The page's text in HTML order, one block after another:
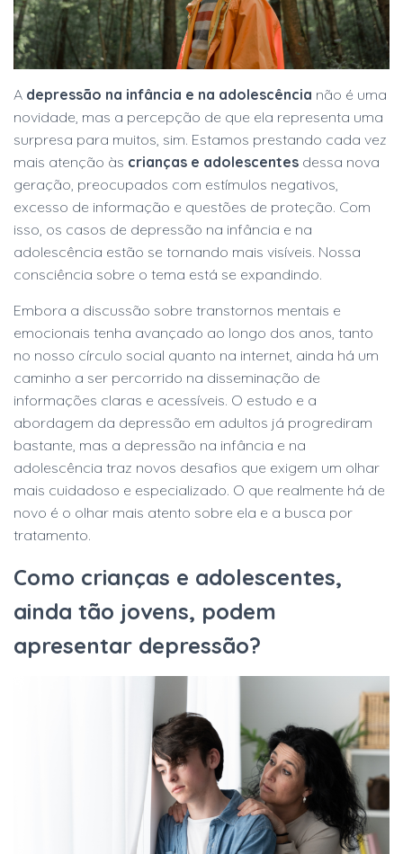
A depressão na infância e na adolescência não é uma
novidade, mas a percepção de que ela representa uma
surpresa para muitos, sim. Estamos prestando cada vez
mais atenção às crianças e adolescentes dessa nova
geração, preocupados com estímulos negativos,
excesso de informação e questões de proteção. Com
isso, os casos de depressão na infância e na
adolescência estão se tornando mais visíveis. Nossa
consciência sobre o tema está se expandindo.
Embora a discussão sobre transtornos mentais e
emocionais tenha avançado ao longo dos anos, tanto
no nosso círculo social quanto na internet, ainda há um
caminho a ser percorrido na disseminação de
informações claras e acessíveis. O estudo e a
abordagem da depressão em adultos já progrediram
bastante, mas a depressão na infância e na
adolescência traz novos desafios que exigem um olhar
mais cuidadoso e especializado. O que realmente há de
novo é o olhar mais atento sobre ela e a busca por
tratamento.
Como crianças e adolescentes,
ainda tão jovens, podem
apresentar depressão?